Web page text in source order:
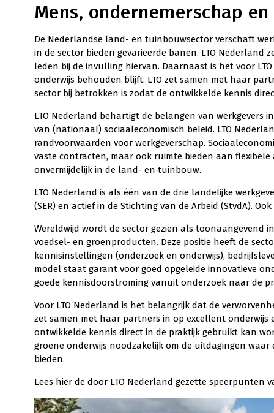
Mens, ondernemerschap
De Nederlandse land- en tuinbouwsector verschaft
in de sector bieden gevarieerde banen. LTO
leden bij de invulling hiervan. Daarnaast is het voor
onderwijs behouden blijft. LTO zet samen met haar
sector bij betrokken is zodat de ontwikkelde kennis
LTO Nederland behartigt de belangen van
van (nationaal) sociaaleconomisch beleid. LTO
randvoorwaarden voor werkgeverschap.
vaste contracten, maar ook ruimte bieden aan
onvermijdelijk in de land- en tuinbouw.
LTO Nederland is als één van de drie landelijke
(SER) en actief in de Stichting van de Arbeid (StvdA).
Wereldwijd wordt de sector gezien als toonaangevend
voedsel- en groenproducten. Deze positie heeft de
kennisinstellingen (onderzoek en onderwijs),
model staat garant voor goed opgeleide innovatieve
goede kennisdoorstroming vanuit onderzoek naar de
Voor LTO Nederland is het belangrijk dat de
zet samen met haar partners in op excellent onderwijs
ontwikkelde kennis direct in de praktijk gebruikt kan
groene onderwijs noodzakelijk om de uitdagingen
bieden.
Lees hier de door LTO Nederland gezette